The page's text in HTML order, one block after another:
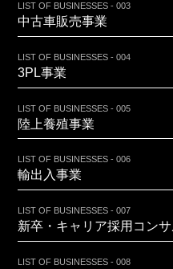
LIST OF BUSINESSES - 003
中古車販売事業
LIST OF BUSINESSES - 004
3PL事業
LIST OF BUSINESSES - 005
陸上養殖事業
LIST OF BUSINESSES - 006
輸出入事業
LIST OF BUSINESSES - 007
新卒・キャリア採用コン
LIST OF BUSINESSES - 008